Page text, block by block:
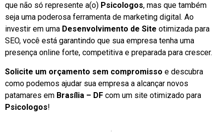
que não só represente a(o) Psicologos, mas que também
seja uma poderosa ferramenta de marketing digital. Ao
investir em uma Desenvolvimento de Site otimizada para
SEO, você está garantindo que sua empresa tenha uma
presença online forte, competitiva e preparada para crescer.
Solicite um orçamento sem compromisso e descubra
como podemos ajudar sua empresa a alcançar novos
patamares em Brasília – DF com um site otimizado para
Psicologos!